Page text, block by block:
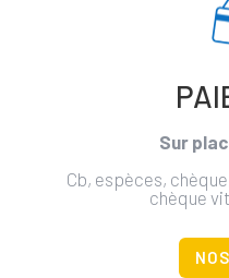
Sur
Cb, espèces,
chèque